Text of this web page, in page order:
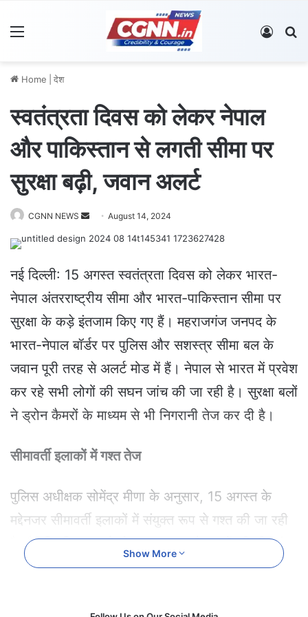
Log In
Home देश
स्वतंत्रता दिवस को लेकर नेपाल
और पाकिस्तान से लगती सीमा पर
सुरक्षा बढ़ी, जवान अलर्ट
CGNN NEWS
e
a
n
e
a
i
August 14, 2024
नई दिल्ली: 15 अगस्त स्वतंत्रता दिवस को लेकर भारत-
नेपाल अंतरराष्ट्रीय सीमा और भारत-पाकिस्तान सीमा पर
सुरक्षा के कड़े इंतजाम किए गए हैं। महराजगंज जनपद के
भारत-नेपाल बॉर्डर पर पुलिस और सशस्त्र सीमा बल के
जवान पूरी तरह से अलर्ट मोड में हैं। नेपाल से भारत में प्रवेश
कर रहे सभी लोगों की सघन जांच की जा रही है। सुरक्षा बलों
ने ड्रोन कैमरों के माध्यम से भी निगरानी तेज कर दी है।
सीमावर्ती इलाकों में गश्त तेज
पुलिस अधीक्षक सोमेंद्र मीणा के अनुसार, 15 अगस्त के
मद्देनजर सीमावर्ती इलाकों में संयुक्त रूप से गश्त की जा रही
है और नियमित रूप से होटल, सराय, और ढाबों की भी जांच
की जा रही है। इसके अलावा, स्थानीय खुफिया इकाई
पगडंडी मार्गों पर सीसीटीवी कैमरे लगाए गए हैं ताकि अवैध
Show More